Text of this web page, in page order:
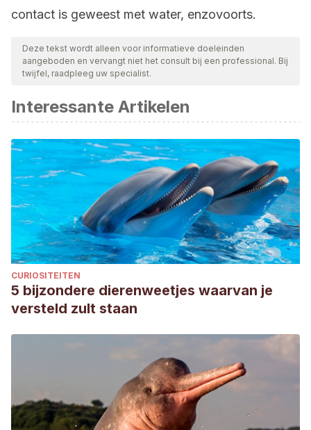
contact is geweest met water, enzovoorts.
Deze tekst wordt alleen voor informatieve doeleinden
aangeboden en vervangt niet het consult bij een professional. Bij
twijfel, raadpleeg uw specialist.
Interessante Artikelen
CURIOSITEITEN
5 bijzondere dierenweetjes waarvan je
versteld zult staan